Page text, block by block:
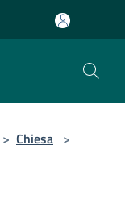
> Chiesa >